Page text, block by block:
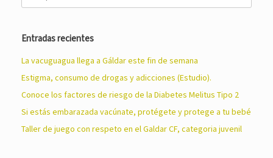
Entradas recientes
La vacuguagua llega a Gáldar este fin de semana
Estigma, consumo de drogas y adicciones (Estudio).
Conoce los factores de riesgo de la Diabetes Melitus Tipo 2
Si estás embarazada vacúnate, protégete y protege a tu bebé
Taller de juego con respeto en el Galdar CF, categoria juvenil